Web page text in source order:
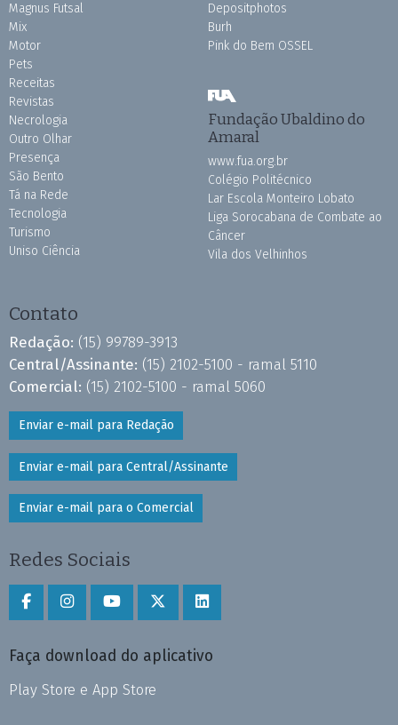
Magnus Futsal
Mix
Motor
Pets
Receitas
Revistas
Necrologia
Outro Olhar
Presença
São Bento
Tá na Rede
Tecnologia
Turismo
Uniso Ciência
Depositphotos
Burh
Pink do Bem OSSEL
Fundação Ubaldino do
Amaral
www.fua.org.br
Colégio Politécnico
Lar Escola Monteiro Lobato
Liga Sorocabana de Combate ao
Câncer
Vila dos Velhinhos
Contato
Redação: (15) 99789-3913
Central/Assinante: (15) 2102-5100 - ramal 5110
Comercial: (15) 2102-5100 - ramal 5060
Enviar e-mail para Redação
Enviar e-mail para Central/Assinante
Enviar e-mail para o Comercial
Redes Sociais
Faça download do aplicativo
Play Store e App Store